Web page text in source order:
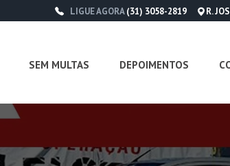
LIGUE AGORA(31) 3058-2819 R.
SEM MULTAS DEPOIMENTOS